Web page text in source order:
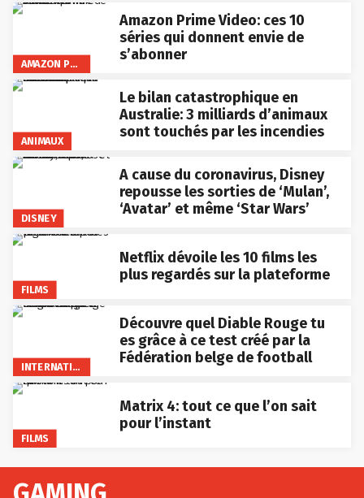
AMAZON PRIME VIDEO
Amazon Prime Video: ces 10
séries qui donnent envie de
s’abonner
ANIMAUX
Le bilan catastrophique en
Australie: 3 milliards d’animaux
sont touchés par les incendies
DISNEY
A cause du coronavirus, Disney
repousse les sorties de ‘Mulan’,
‘Avatar’ et même ‘Star Wars’
FILMS
Netflix dévoile les 10 films les
plus regardés sur la plateforme
INTERNATIONAL
Découvre quel Diable Rouge tu
es grâce à ce test créé par la
Fédération belge de football
FILMS
Matrix 4: tout ce que l’on sait
pour l’instant